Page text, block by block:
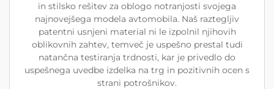
in stilsko rešitev za oblogo notranjosti svojega
najnovejšega modela avtomobila. Naš raztegljiv
patentni usnjeni material ni le izpolnil njihovih
oblikovnih zahtev, temveč je uspešno prestal tudi
natančna testiranja trdnosti, kar je privedlo do
uspešnega uvedbe izdelka na trg in pozitivnih ocen s
strani potrošnikov.